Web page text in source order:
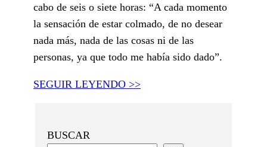
cabo de seis o siete horas: “A cada momento
la sensación de estar colmado, de no desear
nada más, nada de las cosas ni de las
personas, ya que todo me había sido dado”.
SEGUIR LEYENDO >>
BUSCAR